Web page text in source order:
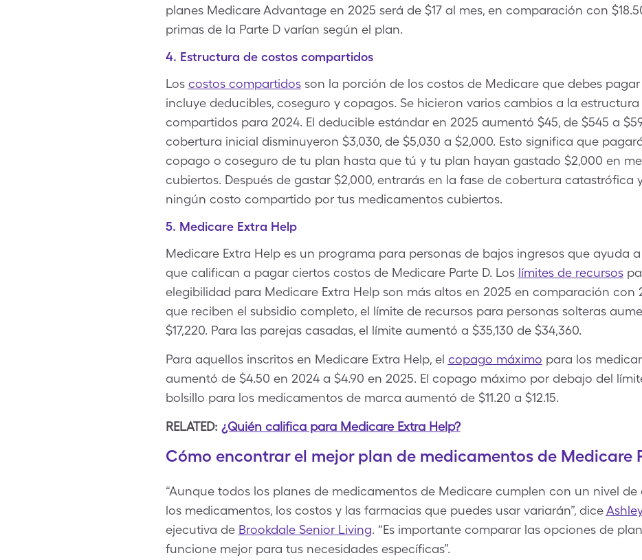
planes Medicare Advantage en 2025 será de $17 al mes, en comparación con
primas de la Parte D varían según el plan.
4. Estructura de costos compartidos
Los costos compartidosson la porción de los costos de Medicare que debes pagar
incluye deducibles, coseguro y copagos. Se hicieron varios cambios a la
compartidos para 2024. El deducible estándar en 2025 aumentó $45, de $545 a
cobertura inicial disminuyeron $3,030, de $5,030 a $2,000. Esto significa que
copago o coseguro de tu plan hasta que tú y tu plan hayan gastado $2,000 en
cubiertos. Después de gastar $2,000, entrarás en la fase de cobertura catastrófica
ningún costo compartido por tus medicamentos cubiertos.
5. Medicare Extra Help
Medicare Extra Help es un programa para personas de bajos ingresos que ayuda
que califican a pagar ciertos costos de Medicare Parte D. Los límites de recursos
elegibilidad para Medicare Extra Help son más altos en 2025 en comparación con
que reciben el subsidio completo, el límite de recursos para personas solteras
$17,220. Para las parejas casadas, el límite aumentó a $35,130 de $34,360.
Para aquellos inscritos en Medicare Extra Help, el copago máximo para los
aumentó de $4.50 en 2024 a $4.90 en 2025. El copago máximo por debajo del
bolsillo para los medicamentos de marca aumentó de $11.20 a $12.15.
RELATED: ¿Quién califica para Medicare Extra Help?
Cómo encontrar el mejor plan de medicamentos de Medicare
“Aunque todos los planes de medicamentos de Medicare cumplen con un nivel
los medicamentos, los costos y las farmacias que puedes usar variarán”, dice
ejecutiva de Brookdale Senior Living. “Es importante comparar las opciones de
funcione mejor para tus necesidades específicas”.